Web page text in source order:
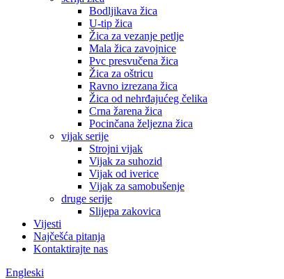
Bodljikava žica
U-tip žica
Žica za vezanje petlje
Mala žica zavojnice
Pvc presvučena žica
Žica za oštricu
Ravno izrezana žica
Žica od nehrđajućeg čelika
Crna žarena žica
Pocinčana željezna žica
vijak serije
Strojni vijak
Vijak za suhozid
Vijak od iverice
Vijak za samobušenje
druge serije
Slijepa zakovica
Vijesti
Najčešća pitanja
Kontaktirajte nas
Engleski